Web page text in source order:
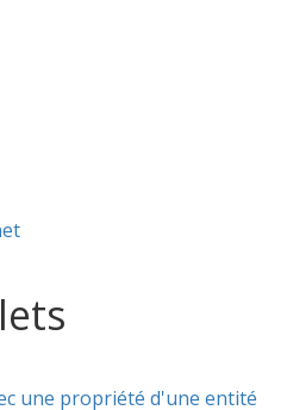
une propriété d'une entité